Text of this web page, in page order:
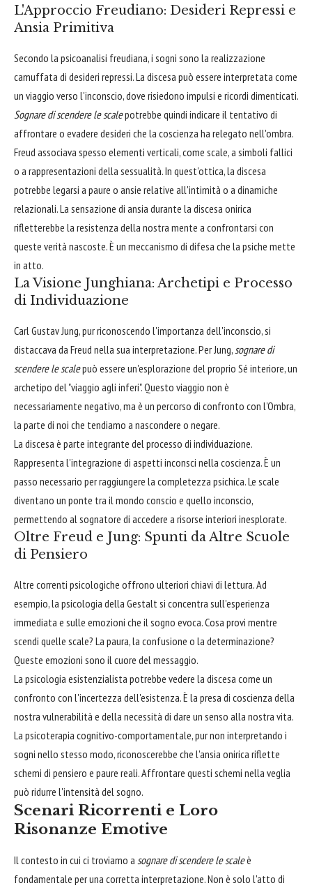
L'Approccio Freudiano: Desideri Repressi e
Ansia Primitiva
Secondo la psicoanalisi freudiana, i sogni sono la realizzazione
camuffata di desideri repressi. La discesa può essere interpretata come
un viaggio verso l'inconscio, dove risiedono impulsi e ricordi dimenticati.
Sognare di scendere le scalepotrebbe quindi indicare il tentativo di
affrontare o evadere desideri che la coscienza ha relegato nell'ombra.
Freud associava spesso elementi verticali, come scale, a simboli fallici
o a rappresentazioni della sessualità. In quest'ottica, la discesa
potrebbe legarsi a paure o ansie relative all'intimità o a dinamiche
relazionali. La sensazione di ansia durante la discesa onirica
rifletterebbe la resistenza della nostra mente a confrontarsi con
queste verità nascoste. È un meccanismo di difesa che la psiche mette
in atto.
La Visione Junghiana: Archetipi e Processo
di Individuazione
Carl Gustav Jung, pur riconoscendo l'importanza dell'inconscio, si
distaccava da Freud nella sua interpretazione. Per Jung, sognare di
scendere le scalepuò essere un'esplorazione del proprio Sé interiore, un
archetipo del "viaggio agli inferi". Questo viaggio non è
necessariamente negativo, ma è un percorso di confronto con l'Ombra,
la parte di noi che tendiamo a nascondere o negare.
La discesa è parte integrante del processo di individuazione.
Rappresenta l'integrazione di aspetti inconsci nella coscienza. È un
passo necessario per raggiungere la completezza psichica. Le scale
diventano un ponte tra il mondo conscio e quello inconscio,
permettendo al sognatore di accedere a risorse interiori inesplorate.
Oltre Freud e Jung: Spunti da Altre Scuole
di Pensiero
Altre correnti psicologiche offrono ulteriori chiavi di lettura. Ad
esempio, la psicologia della Gestalt si concentra sull'esperienza
immediata e sulle emozioni che il sogno evoca. Cosa provi mentre
scendi quelle scale? La paura, la confusione o la determinazione?
Queste emozioni sono il cuore del messaggio.
La psicologia esistenzialista potrebbe vedere la discesa come un
confronto con l'incertezza dell'esistenza. È la presa di coscienza della
nostra vulnerabilità e della necessità di dare un senso alla nostra vita.
La psicoterapia cognitivo-comportamentale, pur non interpretando i
sogni nello stesso modo, riconoscerebbe che l'ansia onirica riflette
schemi di pensiero e paure reali. Affrontare questi schemi nella veglia
può ridurre l'intensità del sogno.
Scenari Ricorrenti e Loro
Risonanze Emotive
Il contesto in cui ci troviamo a sognare di scendere le scaleè
fondamentale per una corretta interpretazione. Non è solo l'atto di